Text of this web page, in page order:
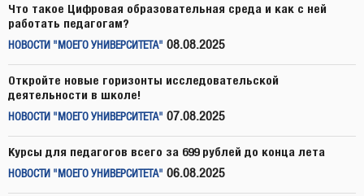
Что такое Цифровая образовательная среда и как с ней
работать педагогам?
НОВОСТИ "МОЕГО УНИВЕРСИТЕТА" 08.08.2025
Откройте новые горизонты исследовательской
деятельности в школе!
НОВОСТИ "МОЕГО УНИВЕРСИТЕТА" 07.08.2025
Курсы для педагогов всего за 699 рублей до конца лета
НОВОСТИ "МОЕГО УНИВЕРСИТЕТА" 06.08.2025